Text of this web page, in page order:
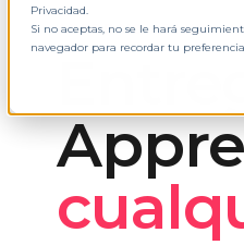
Privacidad.
Si no aceptas, no se le hará
navegador para recordar tu
APPRECIO API KEY